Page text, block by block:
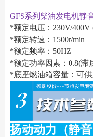
GFS系列柴油发电机静
*额定电压：230V/
*额定转速：1500r/min
*额定频率：50HZ
*额定功率因素：0.8(滞
*底座燃油箱容量：可
扬动动力（静